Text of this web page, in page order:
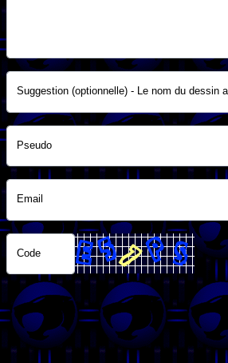
Suggestion (optionnelle) - Le nom du dessin
Pseudo
Email
Code